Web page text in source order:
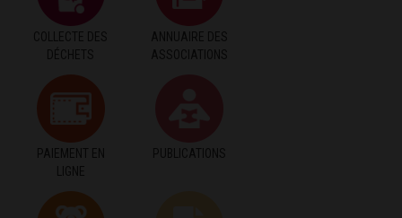
COLLECTE DES
DÉCHETS
ANNUAIRE DES
ASSOCIATIONS
PAIEMENT EN
LIGNE
PUBLICATIONS